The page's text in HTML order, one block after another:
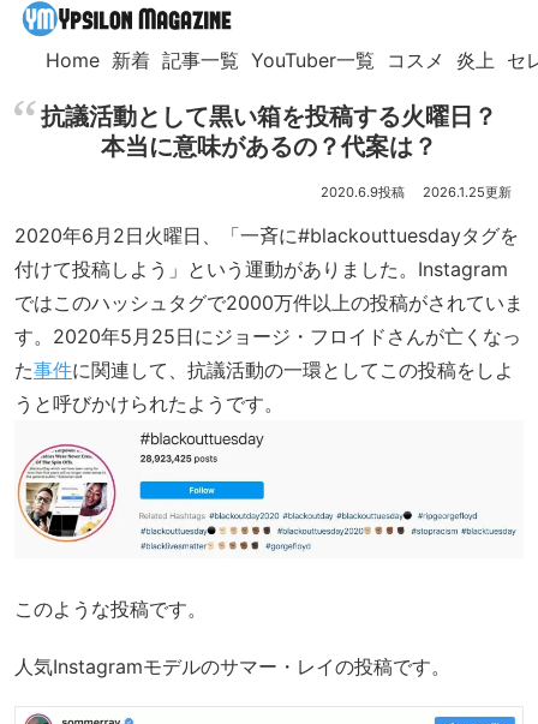
Home 新着 記事一覧 YouTuber一覧 コスメ 炎上 セ
抗議活動として黒い箱を投稿する火曜日？
本当に意味があるの？代案は？
2020.6.9 2026.1.25
2020年6月2日火曜日、「一斉に#blackouttuesdayタグを
付けて投稿しよう」という運動がありました。Instagram
ではこのハッシュタグで2000万件以上の投稿がされていま
す。2020年5月25日にジョージ・フロイドさんが亡くなっ
た事件に関連して、抗議活動の一環としてこの投稿をしよ
うと呼びかけられたようです。
このような投稿です。
人気Instagramモデルのサマー・レイの投稿です。